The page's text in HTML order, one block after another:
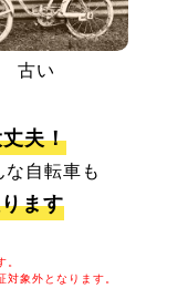
古い
夫！
自転車も
ます
象外となります。